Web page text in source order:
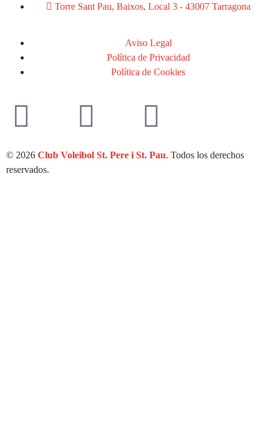
Torre Sant Pau, Baixos, Local 3 - 43007 Tarragona
Aviso Legal
Política de Privacidad
Política de Cookies
© 2026 Club Voleibol St. Pere i St. Pau. Todos los derechos
reservados.